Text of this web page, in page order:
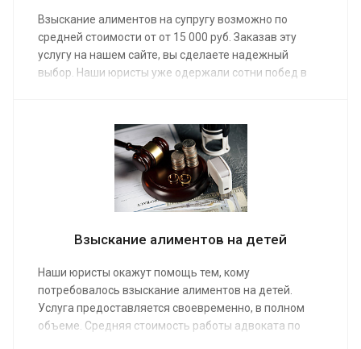
Взыскание алиментов на супругу возможно по
средней стоимости от от 15 000 руб. Заказав эту
услугу на нашем сайте, вы сделаете надежный
выбор. Наши юристы уже одержали сотни побед в
адвокатов предоставит помощь, взыскав деньги на
содержание нетрудоспособного члена семьи.
Взыскание алиментов на детей
Наши юристы окажут помощь тем, кому
потребовалось взыскание алиментов на детей.
Услуга предоставляется своевременно, в полном
объеме. Средняя стоимость работы адвоката по